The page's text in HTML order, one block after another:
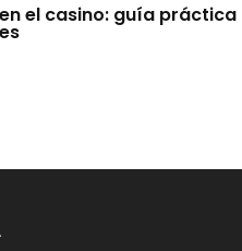
el casino: guía práctica